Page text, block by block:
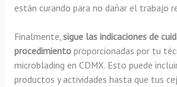
están curando para no dañar el trabajo
Finalmente,sigue las indicaciones de
procedimientoproporcionadas por tu
microblading en CDMX. Esto puede
productos y actividades hasta que tus